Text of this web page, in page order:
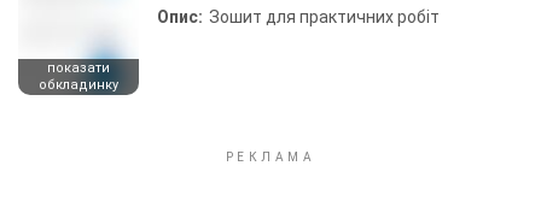
показати
обкладинку
Опис: Зошит для практичних робіт